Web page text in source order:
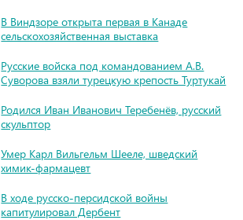
В Виндзоре открыта первая в Канаде
сельскохозяйственная выставка
Русские войска под командованием А.В.
Суворова взяли турецкую крепость Туртукай
Родился Иван Иванович Теребенёв, русский
скульптор
Умер Карл Вильгельм Шееле, шведский
химик-фармацевт
В ходе русско-персидской войны
капитулировал Дербент